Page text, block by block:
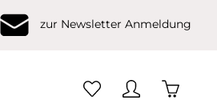
zur Newsletter Anmeldung